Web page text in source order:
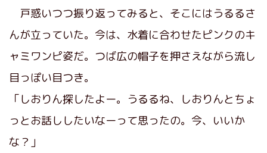
戸惑いつつ振り返ってみると、そこにはうるるさ
んが立っていた。今は、水着に合わせたピンクのキ
ャミワンピ姿だ。つば広の帽子を押さえながら流し
目っぽい目つき。
「しおりん探したよー。うるるね、しおりんとちょ
っとお話ししたいなーって思ったの。今、いいか
な？」